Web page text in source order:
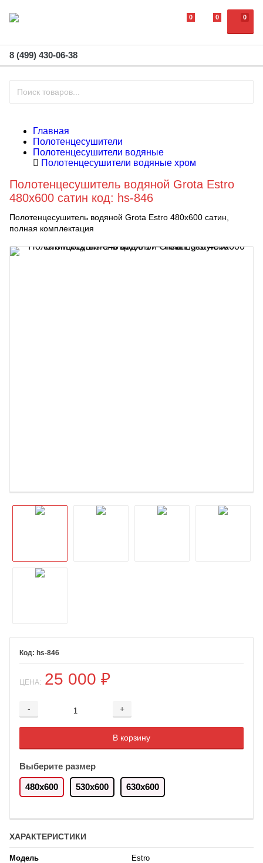
0
0 0
8 (499) 430-06-38
Главная
Полотенцесушители
Полотенцесушители водяные
Полотенцесушители водяные хром
Полотенцесушитель водяной Grota Estro
480х600 сатин код: hs-846
Полотенцесушитель водяной Grota Estro 480х600 сатин,
полная комплектация
hs-846
ЦЕНА: 25 000 ₽
- +
Добавляется...
В корзину
Добавлен
Выберите размер
480х600 530х600 630х600
ХАРАКТЕРИСТИКИ
Модель Estro